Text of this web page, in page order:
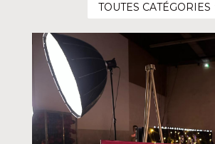
TOUTES CATÉGORIES